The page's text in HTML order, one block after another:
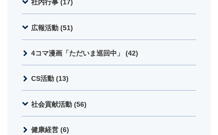
社内行事 (17)
広報活動 (51)
4コマ漫画「ただいま巡回中」 (42)
CS活動 (13)
社会貢献活動 (56)
健康経営 (6)